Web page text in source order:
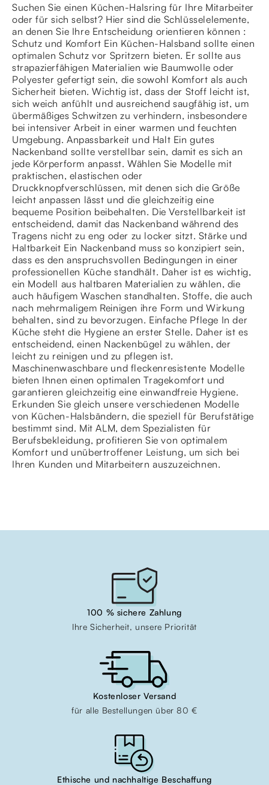
Suchen Sie einen Küchen-Halsring für Ihre Mitarbeiter
oder für sich selbst? Hier sind die Schlüsselelemente,
an denen Sie Ihre Entscheidung orientieren können :
Schutz und Komfort Ein Küchen-Halsband sollte einen
optimalen Schutz vor Spritzern bieten. Er sollte aus
strapazierfähigen Materialien wie Baumwolle oder
Polyester gefertigt sein, die sowohl Komfort als auch
Sicherheit bieten. Wichtig ist, dass der Stoff leicht ist,
sich weich anfühlt und ausreichend saugfähig ist, um
übermäßiges Schwitzen zu verhindern, insbesondere
bei intensiver Arbeit in einer warmen und feuchten
Umgebung. Anpassbarkeit und Halt Ein gutes
Nackenband sollte verstellbar sein, damit es sich an
jede Körperform anpasst. Wählen Sie Modelle mit
praktischen, elastischen oder
Druckknopfverschlüssen, mit denen sich die Größe
leicht anpassen lässt und die gleichzeitig eine
bequeme Position beibehalten. Die Verstellbarkeit ist
entscheidend, damit das Nackenband während des
Tragens nicht zu eng oder zu locker sitzt. Stärke und
Haltbarkeit Ein Nackenband muss so konzipiert sein,
dass es den anspruchsvollen Bedingungen in einer
professionellen Küche standhält. Daher ist es wichtig,
ein Modell aus haltbaren Materialien zu wählen, die
auch häufigem Waschen standhalten. Stoffe, die auch
nach mehrmaligem Reinigen ihre Form und Wirkung
behalten, sind zu bevorzugen. Einfache Pflege In der
Küche steht die Hygiene an erster Stelle. Daher ist es
entscheidend, einen Nackenbügel zu wählen, der
leicht zu reinigen und zu pflegen ist.
Maschinenwaschbare und fleckenresistente Modelle
bieten Ihnen einen optimalen Tragekomfort und
garantieren gleichzeitig eine einwandfreie Hygiene.
Erkunden Sie gleich unsere verschiedenen Modelle
von Küchen-Halsbändern, die speziell für Berufstätige
bestimmt sind. Mit ALM, dem Spezialisten für
Berufsbekleidung, profitieren Sie von optimalem
Komfort und unübertroffener Leistung, um sich bei
Ihren Kunden und Mitarbeitern auszuzeichnen.
100 % sichere Zahlung
Ihre Sicherheit, unsere Priorität
Kostenloser Versand
für alle Bestellungen über 80 €
Ethische und nachhaltige Beschaffung